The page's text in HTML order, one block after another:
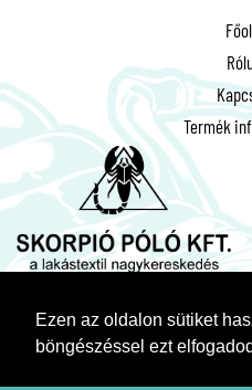
Ezen az oldalon sütiket
böngészéssel ezt
Termék
© 2026. Minden